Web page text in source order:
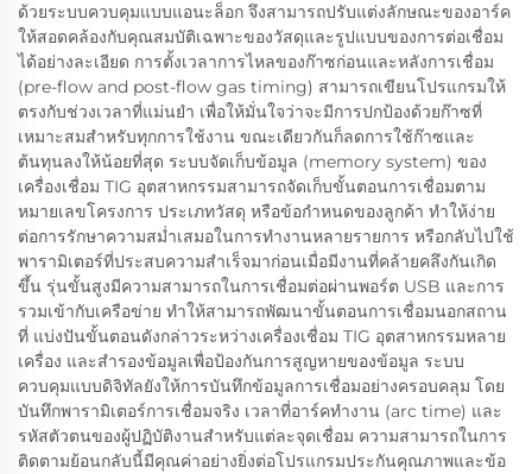
ด้วยระบบควบคุมแบบแอนะล็อก จึงสามารถปรับแต่งลักษณะของอาร์ค
ให้สอดคล้องกับคุณสมบัติเฉพาะของวัสดุและรูปแบบของการต่อเชื่อม
ได้อย่างละเอียด การตั้งเวลาการไหลของก๊าซก่อนและหลังการเชื่อม
(pre-flow and post-flow gas timing) สามารถเขียนโปรแกรมให้
ตรงกับช่วงเวลาที่แม่นยำ เพื่อให้มั่นใจว่าจะมีการปกป้องด้วยก๊าซที่
เหมาะสมสำหรับทุกการใช้งาน ขณะเดียวกันก็ลดการใช้ก๊าซและ
ต้นทุนลงให้น้อยที่สุด ระบบจัดเก็บข้อมูล (memory system) ของ
เครื่องเชื่อม TIG อุตสาหกรรมสามารถจัดเก็บขั้นตอนการเชื่อมตาม
หมายเลขโครงการ ประเภทวัสดุ หรือข้อกำหนดของลูกค้า ทำให้ง่าย
ต่อการรักษาความสม่ำเสมอในการทำงานหลายรายการ หรือกลับไปใช้
พารามิเตอร์ที่ประสบความสำเร็จมาก่อนเมื่อมีงานที่คล้ายคลึงกันเกิด
ขึ้น รุ่นขั้นสูงมีความสามารถในการเชื่อมต่อผ่านพอร์ต USB และการ
รวมเข้ากับเครือข่าย ทำให้สามารถพัฒนาขั้นตอนการเชื่อมนอกสถาน
ที่ แบ่งปันขั้นตอนดังกล่าวระหว่างเครื่องเชื่อม TIG อุตสาหกรรมหลาย
เครื่อง และสำรองข้อมูลเพื่อป้องกันการสูญหายของข้อมูล ระบบ
ควบคุมแบบดิจิทัลยังให้การบันทึกข้อมูลการเชื่อมอย่างครอบคลุม โดย
บันทึกพารามิเตอร์การเชื่อมจริง เวลาที่อาร์คทำงาน (arc time) และ
รหัสตัวตนของผู้ปฏิบัติงานสำหรับแต่ละจุดเชื่อม ความสามารถในการ
ติดตามย้อนกลับนี้มีคุณค่าอย่างยิ่งต่อโปรแกรมประกันคุณภาพและข้อ